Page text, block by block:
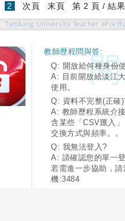
2 (current)
次頁 末頁 第 2 頁 / 結
Tamkang University Teacher
教師歷程問與答:
Q: 開放給何種身份
A: 目前開放給淡江
使用。
Q: 資料不完整(正確
A: 教師歷程系統介
含某些「CSV匯入
交換方式與頻率。。
Q: 我無法登入?
A: 請確認您的單一
若需進一步協助，
機:3484